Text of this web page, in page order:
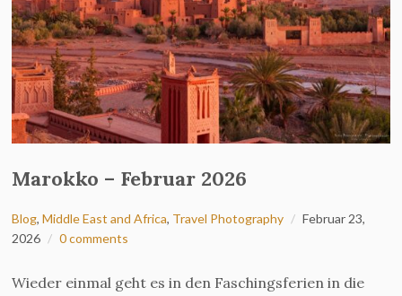
Marokko – Februar 2026
Blog,Middle East and Africa, Travel Photography
Februar 23,
2026
0 comments
Wieder einmal geht es in den Faschingsferien in die